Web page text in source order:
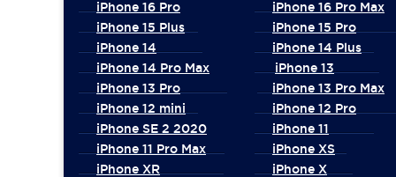
iPhone 16 Pro
iPhone 16 Pro Max
iPhone 15 Plus
iPhone 15 Pro
iPhone 14
iPhone 14 Plus
iPhone 14 Pro Max
iPhone 13
iPhone 13 Pro
iPhone 13 Pro Max
iPhone 12 mini
iPhone 12 Pro
iPhone SE 2 2020
iPhone 11
iPhone 11 Pro Max
iPhone XS
iPhone XR
iPhone X